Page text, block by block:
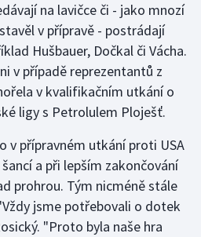
na lavičce či - jako mnozí
v přípravě - postrádají
Hušbauer, Dočkal či Vácha.
v případě reprezentantů z
v kvalifikačním utkání o
ligy s Petrolulem Ploješť.
v přípravném utkání proti USA
a při lepším zakončování
prohrou. Tým nicméně stále
jsme potřebovali o dotek
"Proto byla naše hra